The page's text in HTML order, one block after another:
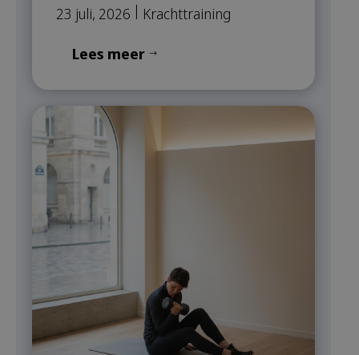
23 juli, 2026 | Krachttraining
Lees meer $